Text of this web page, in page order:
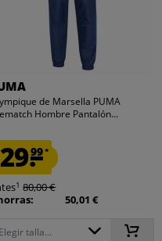
de Marsella PUMA
Hombre Pantalón...
29.99*
1 80,00 €
50,01 €
Elegir talla...